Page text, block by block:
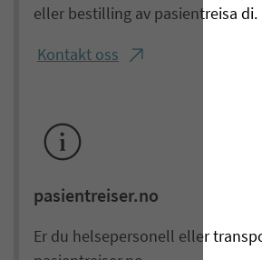
eller bestilling av pasientreisa di.
Kontakt oss
pasientreiser.no
Er du helsepersonell eller